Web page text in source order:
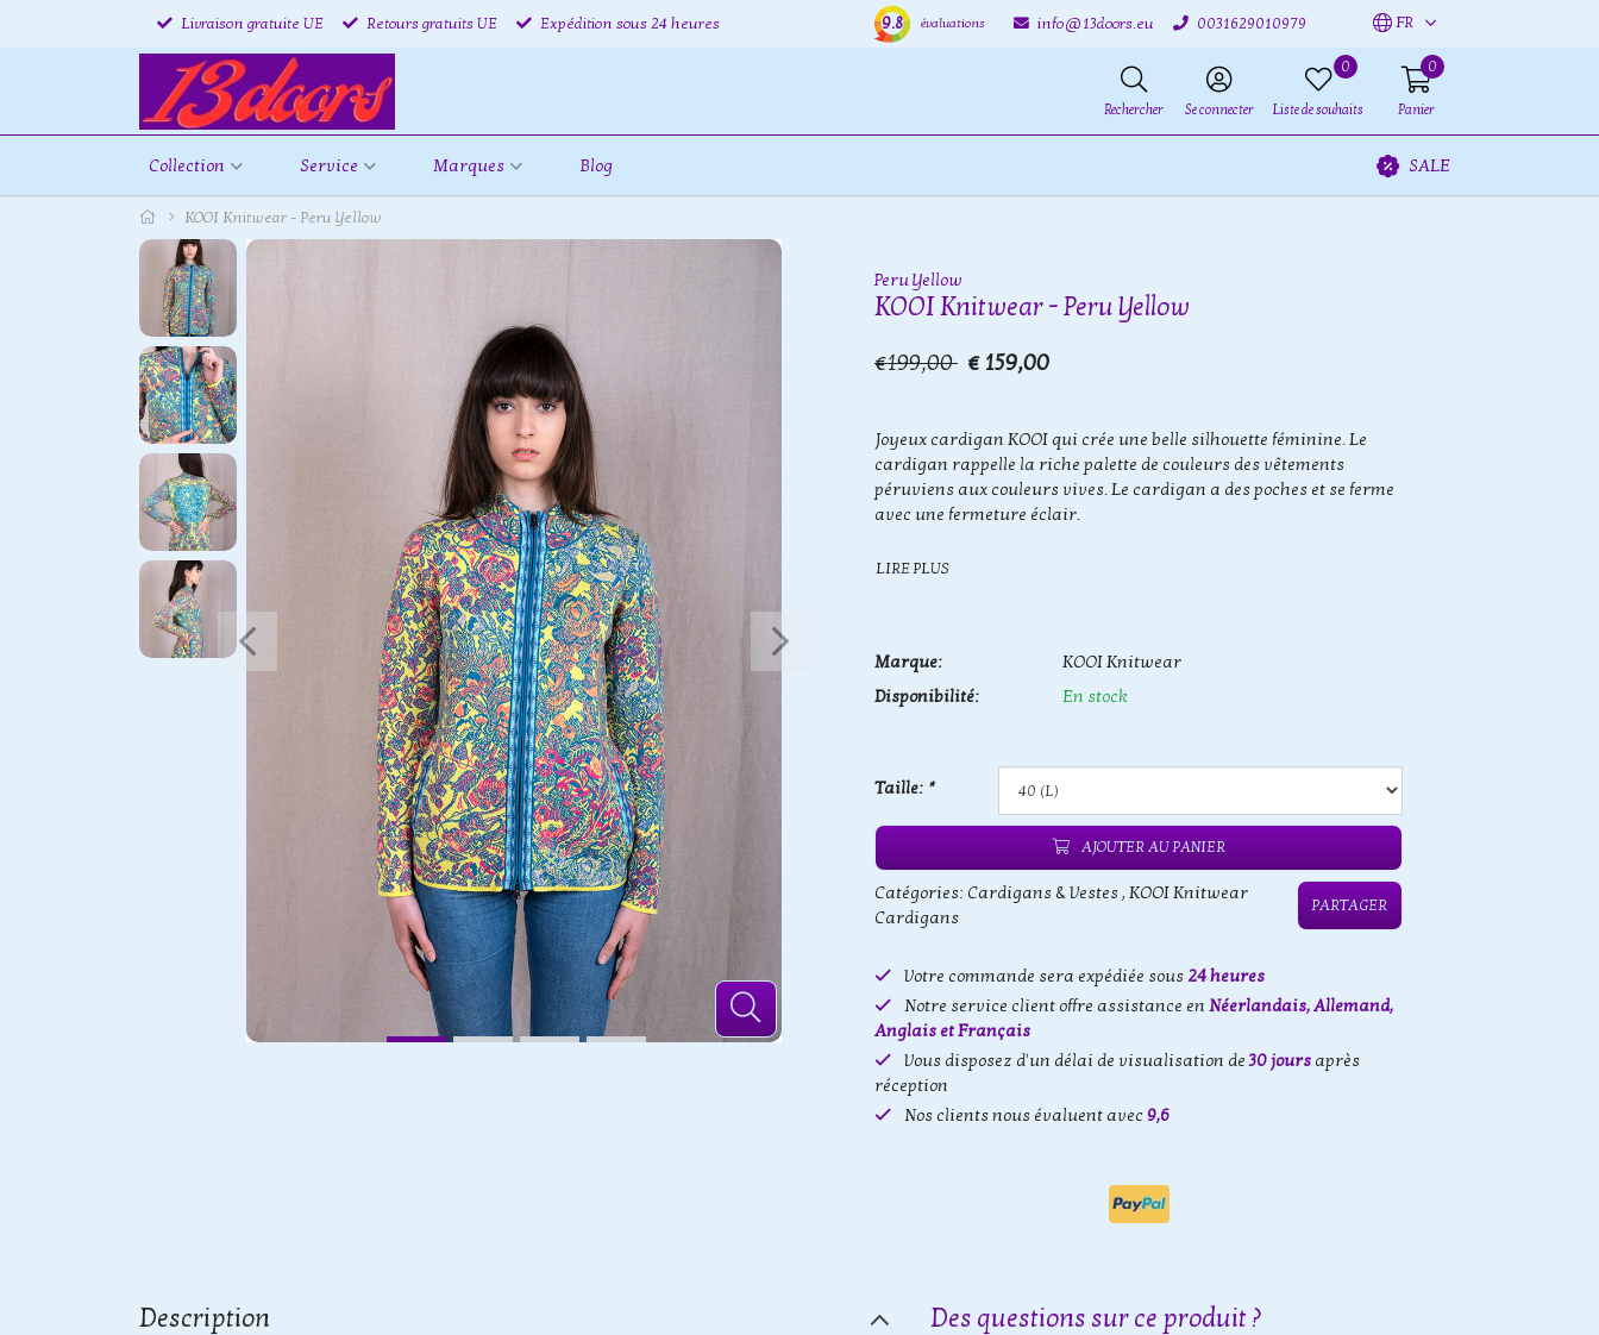
Livraison gratuite UE Retours gratuits UE Expédition sous 24 heures 9.8 évaluations info@13doors.eu 0031629010979 FR
Rechercher Se connecter
0
Liste de souhaits
0
Panier
Collection Service Marques Blog SALE
KOOI Knitwear - Peru Yellow
Peru Yellow
KOOI Knitwear - Peru Yellow
€199,00 € 159,00
Joyeux cardigan KOOI qui crée une belle silhouette féminine. Le
cardigan rappelle la riche palette de couleurs des vêtements
péruviens aux couleurs vives. Le cardigan a des poches et se ferme
avec une fermeture éclair.
LIRE PLUS
Marque:
KOOI Knitwear
Disponibilité:
En stock
Taille: *
AJOUTER AU PANIER
Catégories: Cardigans & Vestes, KOOI Knitwear
Cardigans
PARTAGER
Votre commande sera expédiée sous24 heures
Notre service client offre assistance en Néerlandais, Allemand,
Anglais et Français
Vous disposez d'un délai de visualisation de30 jours après
réception
Nos clients nous évaluent avec 9,6
Description Des questions sur ce produit ?